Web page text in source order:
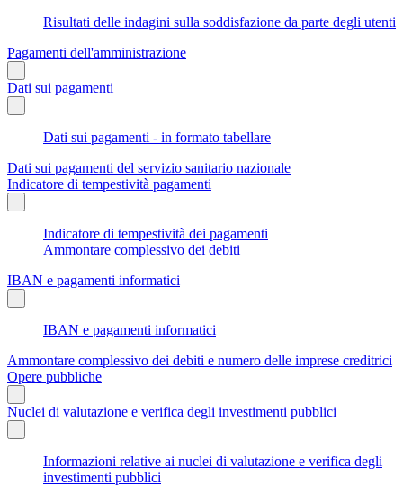
Risultati delle indagini sulla soddisfazione da parte degli utenti
Pagamenti dell'amministrazione
Dati sui pagamenti
Dati sui pagamenti - in formato tabellare
Dati sui pagamenti del servizio sanitario nazionale
Indicatore di tempestività pagamenti
Indicatore di tempestività dei pagamenti
Ammontare complessivo dei debiti
IBAN e pagamenti informatici
IBAN e pagamenti informatici
Ammontare complessivo dei debiti e numero delle imprese creditrici
Opere pubbliche
Nuclei di valutazione e verifica degli investimenti pubblici
Informazioni relative ai nuclei di valutazione e verifica degli
investimenti pubblici